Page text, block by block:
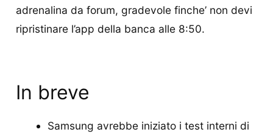
adrenalina da forum, gradevole finche’ non devi
ripristinare l’app della banca alle 8:50.
In breve
Samsung avrebbe iniziato i test interni di